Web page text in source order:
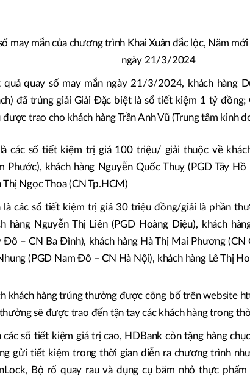
may mắn của chương trình Khai Xuân đắc lộc, Năm
ngày 21/3/2024
quả quay số may mắn ngày 21/3/2024, khách hàng
đã trúng giải Giải Đặc biệt là sổ tiết kiệm 1 tỷ đồng;
trao cho khách hàng Trần Anh Vũ (Trung tâm kinh
các sổ tiết kiệm trị giá 100 triệu/ giải thuộc về
Phước), khách hàng Nguyễn Quốc Thuỵ (PGD Tây
Thị Ngọc Thoa (CN Tp.HCM)
là các sổ tiết kiệm trị giá 30 triệu đồng/giải là phần
hàng Nguyễn Thị Liên (PGD Hoàng Diệu), khách
Đô – CN Ba Đình), khách hàng Hà Thị Mai Phương (CN
(PGD Nam Đô – CN Hà Nội), khách hàng Lê Thị
khách hàng trúng thưởng được công bố trên website
thưởng sẽ được trao đến tận tay các khách hàng trong
các sổ tiết kiệm giá trị cao, HDBank còn tặng hàng
gửi tiết kiệm trong thời gian diễn ra chương trình
Bộ rổ quay rau và dụng cụ băm nhỏ thực